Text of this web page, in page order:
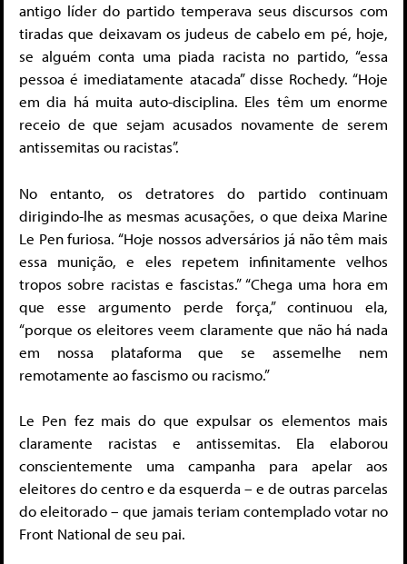
antigo líder do partido temperava seus discursos com
tiradas que deixavam os judeus de cabelo em pé, hoje,
se alguém conta uma piada racista no partido, “essa
pessoa é imediatamente atacada” disse Rochedy. “Hoje
em dia há muita auto-disciplina. Eles têm um enorme
receio de que sejam acusados novamente de serem
antissemitas ou racistas”.
No entanto, os detratores do partido continuam
dirigindo-lhe as mesmas acusações, o que deixa Marine
Le Pen furiosa. “Hoje nossos adversários já não têm mais
essa munição, e eles repetem infinitamente velhos
tropos sobre racistas e fascistas.” “Chega uma hora em
que esse argumento perde força,” continuou ela,
“porque os eleitores veem claramente que não há nada
em nossa plataforma que se assemelhe nem
remotamente ao fascismo ou racismo.”
Le Pen fez mais do que expulsar os elementos mais
claramente racistas e antissemitas. Ela elaborou
conscientemente uma campanha para apelar aos
eleitores do centro e da esquerda – e de outras parcelas
do eleitorado – que jamais teriam contemplado votar no
Front National de seu pai.